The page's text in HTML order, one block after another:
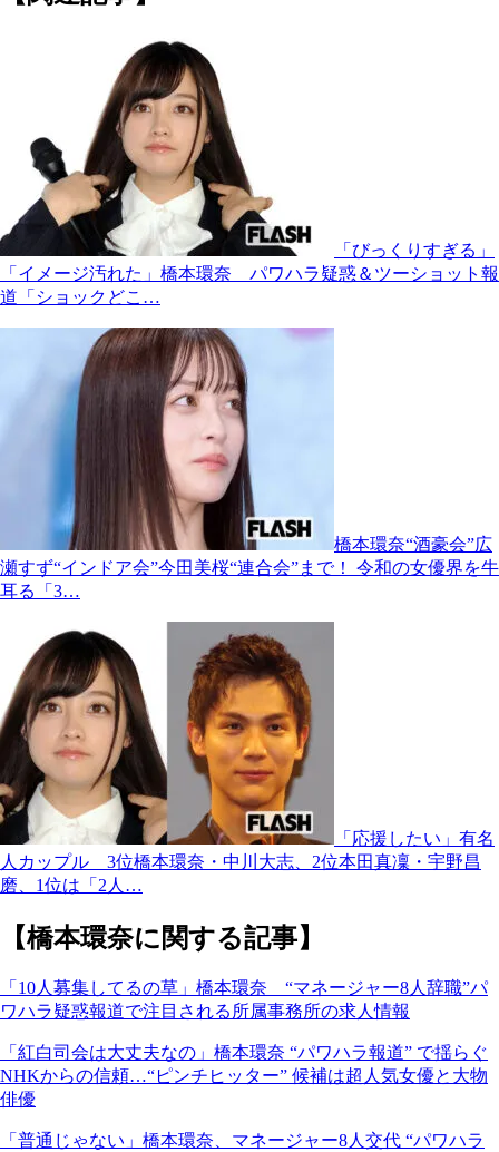
「びっくりすぎる」
「イメージ汚れた」橋本環奈 パワハラ疑惑＆ツーショット報
道「ショックどこ…
橋本環奈“酒豪会”広
瀬すず“インドア会”今田美桜“連合会”まで！ 令和の女優界を牛
耳る「3…
「応援したい」有名
人カップル 3位橋本環奈・中川大志、2位本田真凜・宇野昌
磨、1位は「2人…
【橋本環奈に関する記事】
「10人募集してるの草」橋本環奈 “マネージャー8人辞職”パ
ワハラ疑惑報道で注目される所属事務所の求人情報
「紅白司会は大丈夫なの」橋本環奈 “パワハラ報道” で揺らぐ
NHKからの信頼…“ピンチヒッター” 候補は超人気女優と大物
俳優
「普通じゃない」橋本環奈、マネージャー8人交代 “パワハラ